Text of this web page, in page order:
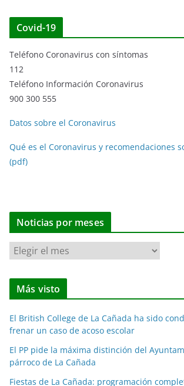
Covid-19
Teléfono Coronavirus con síntomas
112
Teléfono Información Coronavirus
900 300 555
Datos sobre el Coronavirus
Qué es el Coronavirus y recomendaciones
(pdf)
Noticias por meses
N
o
t
i
a
s
p
o
Más visto
El British College de La Cañada ha sido
frenar un caso de acoso escolar
El PP pide la máxima distinción del
párroco de La Cañada
Fiestas de La Cañada: programación